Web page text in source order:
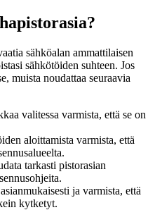
sähköalan ammattilaisen
sähkötöiden suhteen. Jos
muista noudattaa seuraavia
valitessa varmista, että se on
aloittamista varmista, että
tarkasti pistorasian
ja varmista, että
kytketyt.